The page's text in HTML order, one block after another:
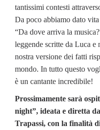
tantissimi contesti
Da poco abbiamo dato
“Da dove arriva la
leggende scritte da Luca e
nostra versione dei fatti
mondo. In tutto questo
è un cantante incredibile!
Prossimamente sarà
night”, ideata e diretta
Trapassi, con la finalità